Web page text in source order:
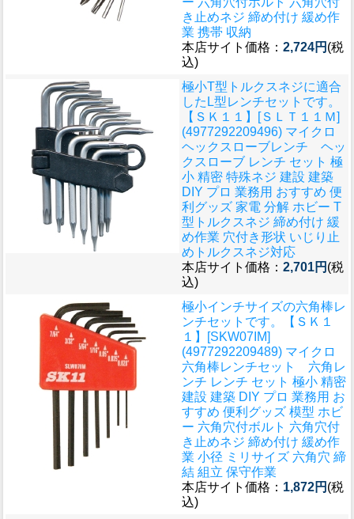
き止めネジ 締め付け 緩め作
業 携帯 収納
本店サイト価格： 2,724円 (税
込)
極小T型トルクスネジに適合
したL型レンチセットです。
【ＳＫ１１】[ＳＬＴ１１Ｍ]
(4977292209496) マイクロ
ヘックスローブレンチ ヘッ
クスローブ レンチ セット 極
小 精密 特殊ネジ 建設 建築
DIY プロ 業務用 おすすめ 便
利グッズ 家電 分解 ホビー T
型トルクスネジ 締め付け 緩
め作業 穴付き形状 いじり止
めトルクスネジ対応
本店サイト価格： 2,701円 (税
込)
極小インチサイズの六角棒レ
ンチセットです。
【ＳＫ１
１】[SKW07IM]
(4977292209489) マイクロ
六角棒レンチセット 六角レ
ンチ レンチ セット 極小 精密
建設 建築 DIY プロ 業務用 お
すすめ 便利グッズ 模型 ホビ
ー 六角穴付ボルト 六角穴付
き止めネジ 締め付け 緩め作
業 小径 ミリサイズ 六角穴 締
結 組立 保守作業
本店サイト価格： 1,872円 (税
込)